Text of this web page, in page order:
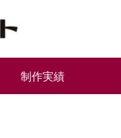
制作実績